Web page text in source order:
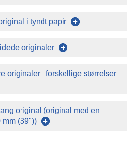
i tyndt papir
originaler
originaler i forskellige størrelser
original (original med en
mm (39"))